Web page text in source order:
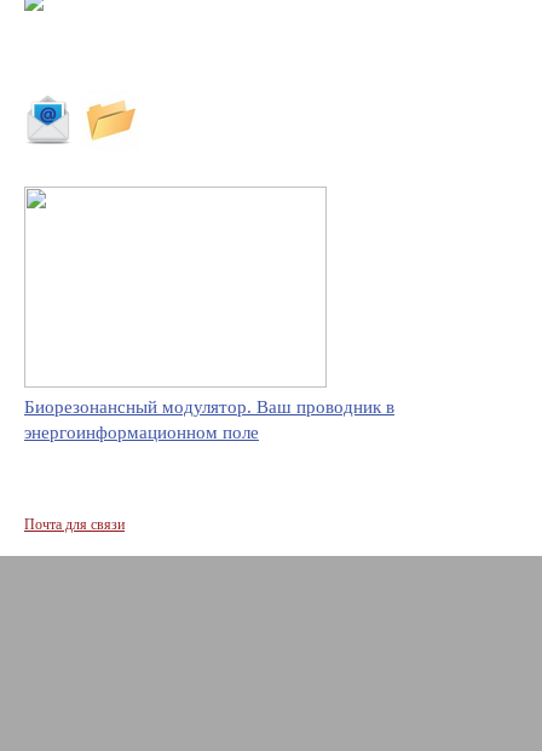
Биорезонансный модулятор. Ваш проводник в
энергоинформационном поле
Почта для связи